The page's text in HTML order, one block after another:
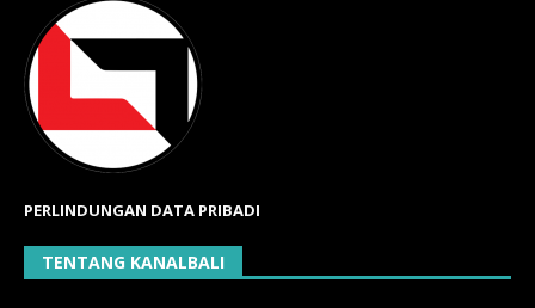
PERLINDUNGAN DATA PRIBADI
TENTANG KANALBALI